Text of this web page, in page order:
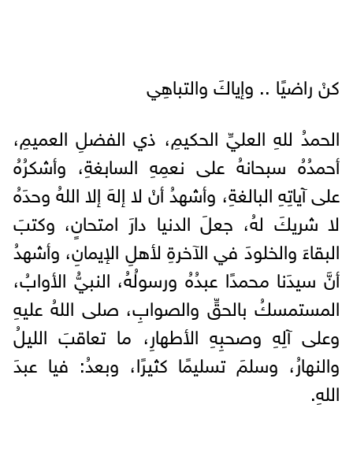
كنْ راضيًا .. وإياكَ والتباهِي
الحمدُ للهِ العليِّ الحكيمِ، ذي الفضلِ العميمِ،
أحمدُهُ سبحانهُ على نعمِهِ السابغةِ، وأشكرُهُ
على آياتِهِ البالغةِ، وأشهدُ أنْ لا إلهَ إلا اللهُ وحدَهُ
لا شريكَ لهُ، جعلَ الدنيا دارَ امتحانٍ، وكتبَ
البقاءَ والخلودَ في الآخرةِ لأهلِ الإيمانِ، وأشهدُ
أنَّ سيدَنا محمدًا عبدُهُ ورسولُهُ، النبيُّ الأوابُ،
المستمسكُ بالحقِّ والصوابِ، صلى اللهُ عليهِ
وعلى آلِهِ وصحبِهِ الأطهارِ، ما تعاقبَ الليلُ
والنهارُ، وسلمَ تسليمًا كثيرًا، وبعدُ: فيا عبدَ
اللهِ.